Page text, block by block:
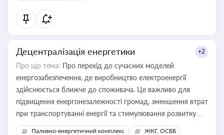
Децентралізація енергетики +2
Про що тема: Про перехід до сучасних моделей
енергозабезпечення, де виробництво електроенергії
здійснюється ближче до споживача. Це важливо для
підвищення енергонезалежності громад, зменшення втрат
при транспортуванні енергії та стимулювання розвитку
відновлюваних джерел
Паливно-енергетичний комплекс ЖКГ, ОСББ